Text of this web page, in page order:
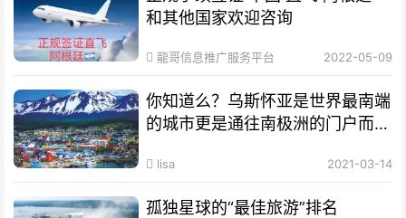
和其他国家欢迎咨询
龍哥信息推广服务平台 2022-05-09
你知道么？乌斯怀亚是世界最南端
的城市更是通往南极洲的门户而驰
lisa 2021-03-14
孤独星球的“最佳旅游”排名